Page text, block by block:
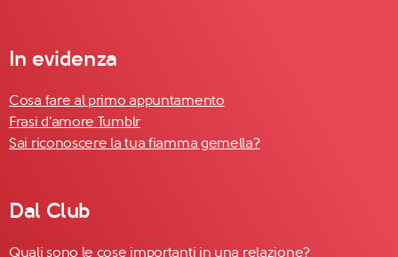
In evidenza
Cosa fare al primo appuntamento
Frasi d'amore Tumblr
Sai riconoscere la tua fiamma gemella?
Dal Club
Quali sono le cose importanti in una relazione?